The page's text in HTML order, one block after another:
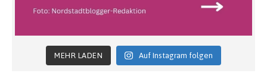
MEHR LADEN Auf Instagram folgen